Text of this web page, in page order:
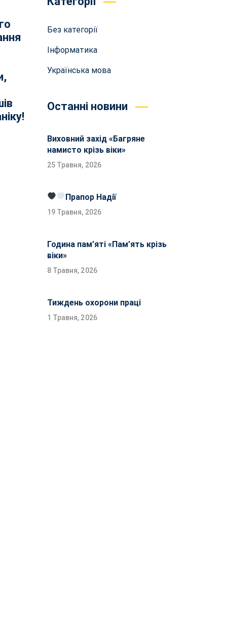
Без категорії
Інформатика
Українська мова
Останні новини
Виховний захід «Багряне
намисто крізь віки»
25 Травня, 2026
Прапор Надії
19 Травня, 2026
Година пам’яті «Пам’ять крізь
віки»
8 Травня, 2026
Тиждень охорони праці
1 Травня, 2026